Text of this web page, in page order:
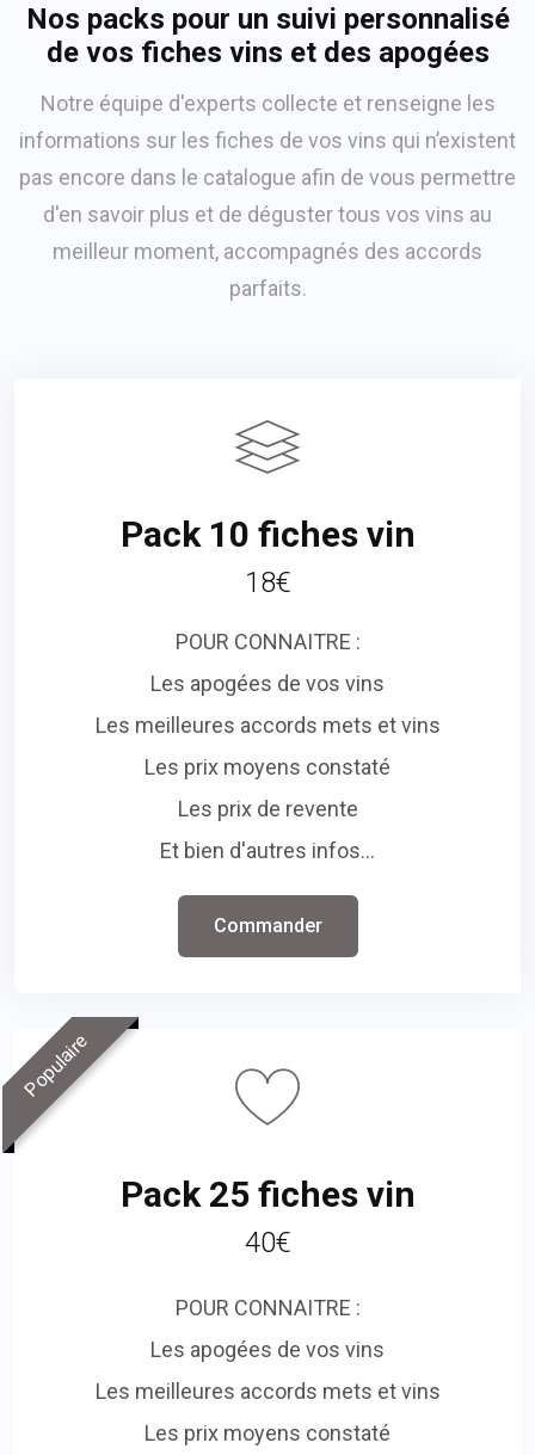
Nos packs pour un suivi personnalisé
de vos fiches vins et des apogées
Notre équipe d'experts collecte et renseigne les
informations sur les fiches de vos vins qui n’existent
pas encore dans le catalogue afin de vous permettre
d'en savoir plus et de déguster tous vos vins au
meilleur moment, accompagnés des accords
parfaits.
Pack 10 fiches vin
18€
POUR CONNAITRE :
Les apogées de vos vins
Les meilleures accords mets et vins
Les prix moyens constaté
Les prix de revente
Et bien d'autres infos...
Commander
Pack 25 fiches vin
40€
POUR CONNAITRE :
Les apogées de vos vins
Les meilleures accords mets et vins
Les prix moyens constaté
Populaire